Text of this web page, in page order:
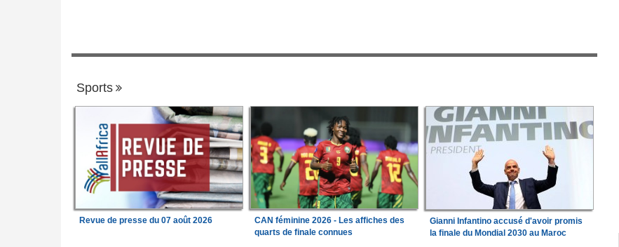
Sports
Revue de presse du 07 août 2026
CAN féminine 2026 - Les affiches des
quarts de finale connues
Gianni Infantino accusé d'avoir promis
la finale du Mondial 2030 au Maroc